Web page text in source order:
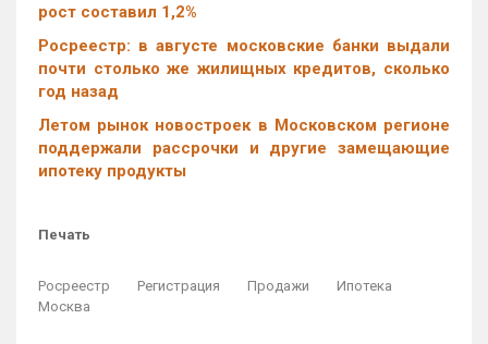
рост составил 1,2%
Росреестр: в августе московские банки выдали
почти столько же жилищных кредитов, сколько
год назад
Летом рынок новостроек в Московском регионе
поддержали рассрочки и другие замещающие
ипотеку продукты
Печать
Росреестр Регистрация Продажи
Ипотека
Москва